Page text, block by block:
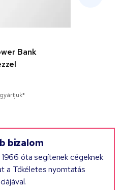
Bank
bizalom
óta segítenek cégeknek
a Tökéletes nyomtatás